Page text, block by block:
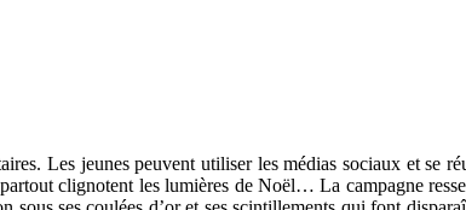
Les jeunes peuvent utiliser les médias sociaux et se
clignotent les lumières de Noël… La campagne